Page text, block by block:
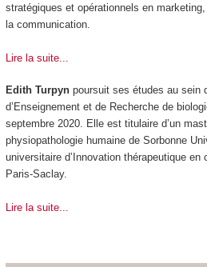
stratégiques et opérationnels en
la communication.
Lire la suite...
Edith Turpynpoursuit ses études au sein
d’Enseignement et de Recherche de
septembre 2020. Elle est titulaire d’un
physiopathologie humaine de Sorbonne
universitaire d’Innovation thérapeutique en
Paris-Saclay.
Lire la suite...